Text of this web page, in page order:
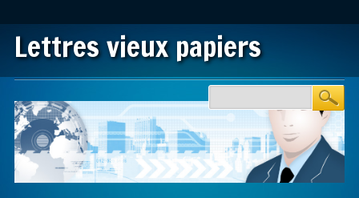
Lettres vieux papiers
Main menu